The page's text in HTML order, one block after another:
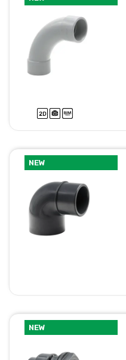
NEW
NEW